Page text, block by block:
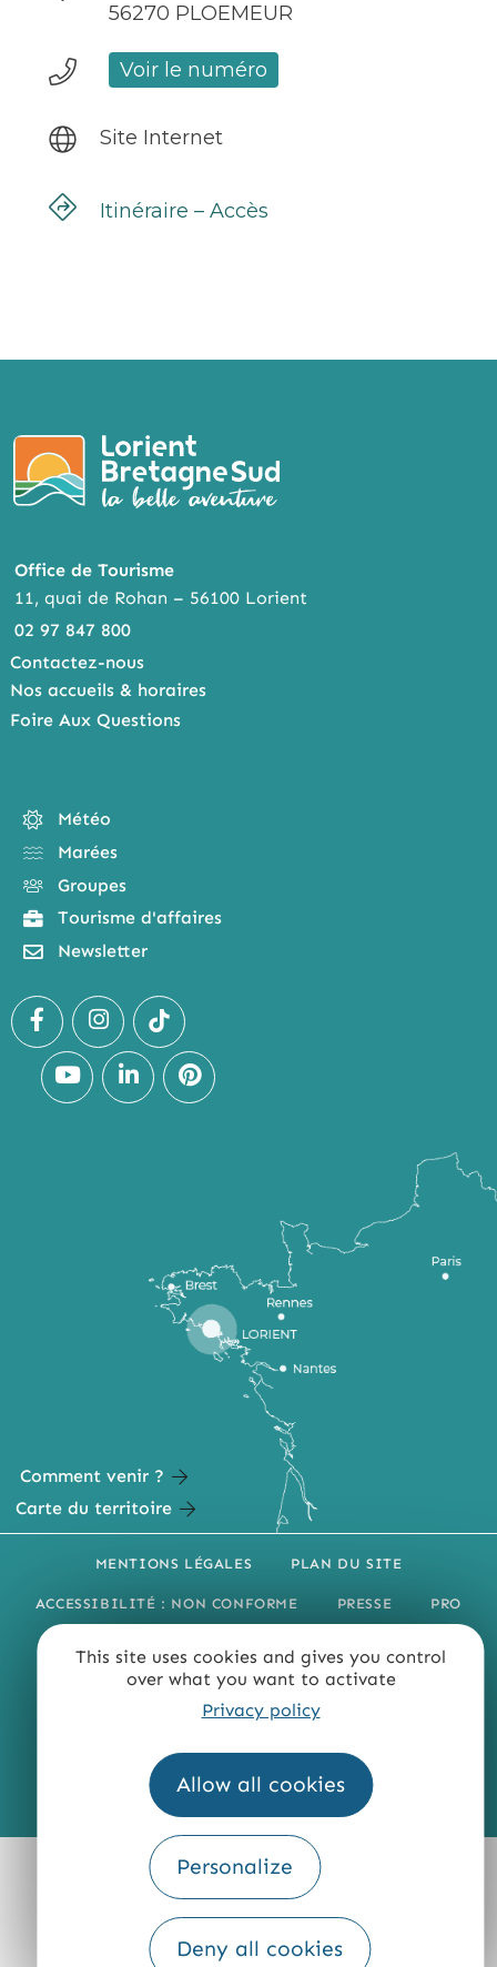
This site uses cookies and gives you control
over what you want to activate
Privacy policy
Allow all cookies
Personalize
Deny all cookies
56270 PLOEMEUR
Voir le numéro
Site Internet
Itinéraire – Accès
Office de Tourisme
11, quai de Rohan – 56100 Lorient
02 97 847 800
Contactez-nous
Nos accueils & horaires
Foire Aux Questions
Météo
Marées
Groupes
Tourisme d'affaires
Newsletter
Comment venir ?
Carte du territoire
MENTIONS LÉGALES PLAN DU SITE
ACCESSIBILITÉ : NON CONFORME PRESSE PRO
Fourni par
Traduction